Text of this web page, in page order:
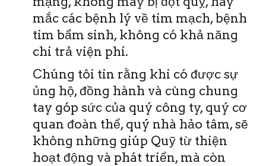
mắc các bệnh lý về tim mạch, bệnh
tim bẩm sinh, không có khả năng
chi trả viện phí.
Chúng tôi tin rằng khi có được sự
ủng hộ, đồng hành và cùng chung
tay góp sức của quý công ty, quý cơ
quan đoàn thể, quý nhà hảo tâm, sẽ
không những giúp Quỹ từ thiện
hoạt động và phát triển, mà còn